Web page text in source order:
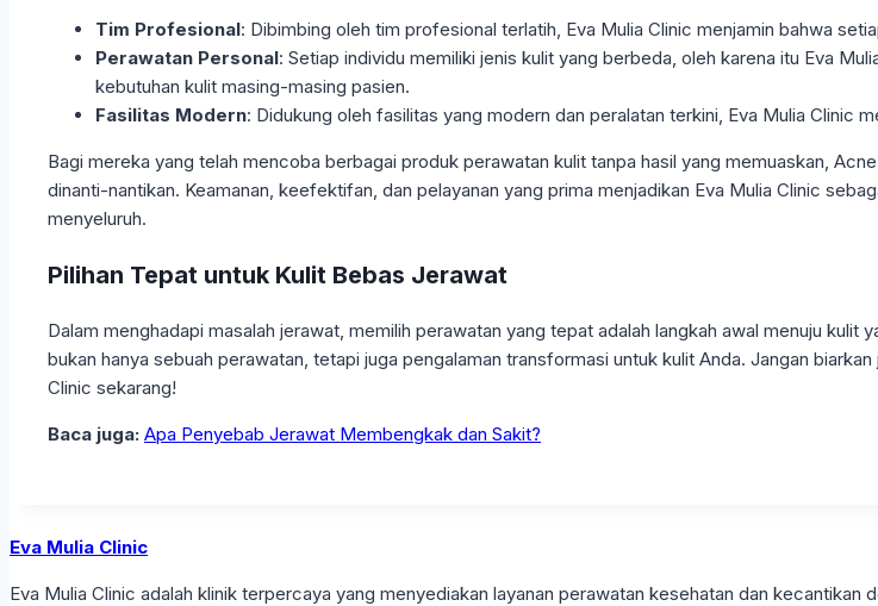
Tim Profesional: Dibimbing oleh tim profesional terlatih, Eva Mulia Clinic menjamin bahwa
Perawatan Personal: Setiap individu memiliki jenis kulit yang berbeda, oleh karena itu Eva
kebutuhan kulit masing-masing pasien.
Fasilitas Modern: Didukung oleh fasilitas yang modern dan peralatan terkini, Eva Mulia Clinic
Bagi mereka yang telah mencoba berbagai produk perawatan kulit tanpa hasil yang memuaskan,
dinanti-nantikan. Keamanan, keefektifan, dan pelayanan yang prima menjadikan Eva Mulia Clinic
menyeluruh.
Pilihan Tepat untuk Kulit Bebas Jerawat
Dalam menghadapi masalah jerawat, memilih perawatan yang tepat adalah langkah awal menuju
bukan hanya sebuah perawatan, tetapi juga pengalaman transformasi untuk kulit Anda. Jangan
Clinic sekarang!
Baca juga: Apa Penyebab Jerawat Membengkak dan Sakit?
Eva Mulia Clinic
Eva Mulia Clinic adalah klinik terpercaya yang menyediakan layanan perawatan kesehatan dan